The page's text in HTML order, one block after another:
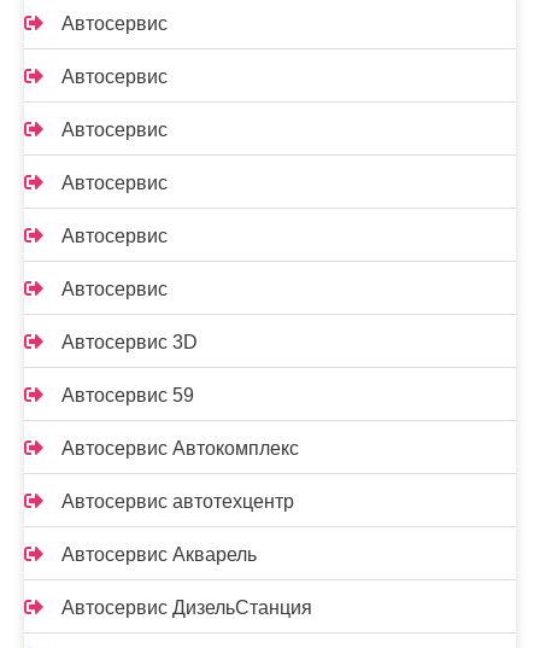
Автосервис
Автосервис
Автосервис
Автосервис
Автосервис
Автосервис
Автосервис 3D
Автосервис 59
Автосервис Автокомплекс
Автосервис автотехцентр
Автосервис Акварель
Автосервис ДизельСтанция